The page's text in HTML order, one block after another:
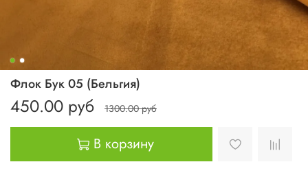
Флок Бук 05 (Бельгия)
450.00 руб 1300.00 руб
В корзину